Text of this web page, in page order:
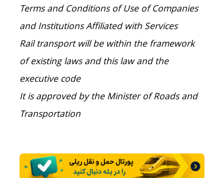
Terms and Conditions of Use of Companies
and Institutions Affiliated with Services
Rail transport will be within the framework
of existing laws and this law and the
executive code
It is approved by the Minister of Roads and
Transportation